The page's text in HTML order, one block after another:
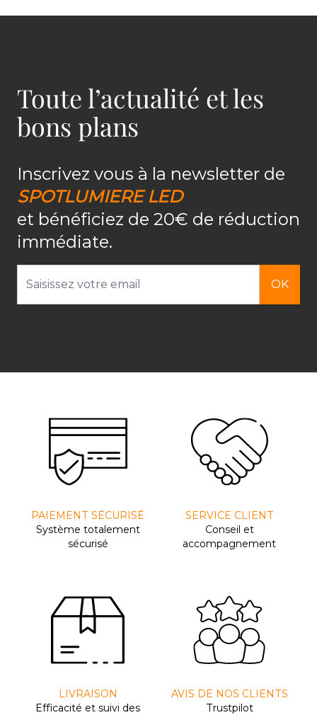
Toute l’actualité et les
bons plans
Inscrivez vous à la newsletter de
SPOTLUMIERE LED
et bénéficiez de 20€ de réduction
immédiate.
OK
PAIEMENT SÉCURISÉ
Système totalement
sécurisé
SERVICE CLIENT
Conseil et
accompagnement
LIVRAISON
Efﬁcacité et suivi des
AVIS DE NOS CLIENTS
Trustpilot